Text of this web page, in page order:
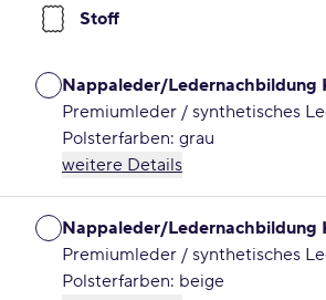
Stoff
Nappaleder/
Premiumleder / synthetisches
Polsterfarben: grau
weitere Details
Nappaleder/Ledernachbildung
Premiumleder / synthetisches
Polsterfarben: beige